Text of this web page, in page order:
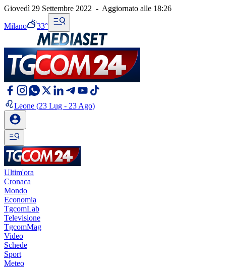
Giovedì 29 Settembre 2022 - Aggiornato alle 18:26
Milano 33°
Leone (23 Lug - 23 Ago)
Ultim'ora
Cronaca
Mondo
Economia
TgcomLab
Televisione
TgcomMag
Video
Schede
Sport
Meteo